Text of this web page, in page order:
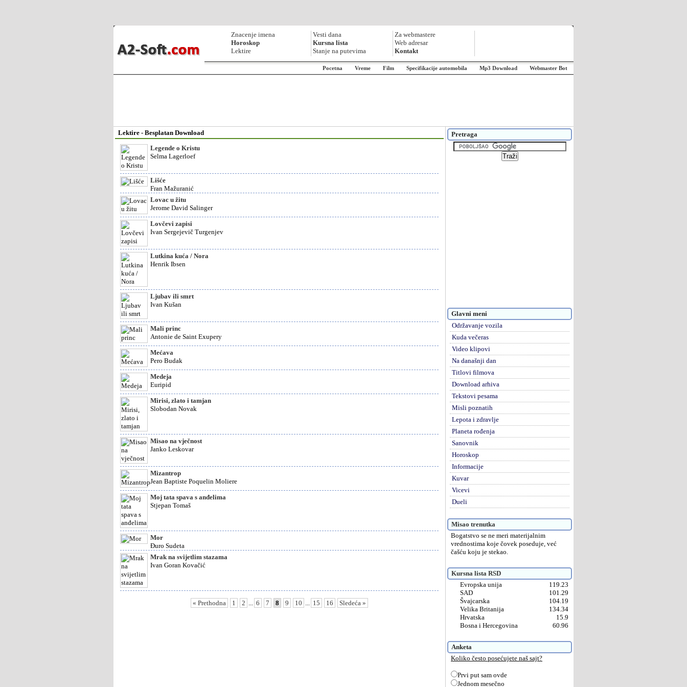
Znacenje imena
Horoskop
Lektire
Vesti dana
Kursna lista
Stanje na putevima
Za webmastere
Web adresar
Kontakt
Pocetna Vreme Film Specifikacije automobila Mp3 Download Webmaster Bot
Lektire - Besplatan Download
Legende o Kristu
Selma Lagerloef
Lišće
Fran Mažuranić
Lovac u žitu
Jerome David Salinger
Lovčevi zapisi
Ivan Sergejevič Turgenjev
Lutkina kuća / Nora
Henrik Ibsen
Ljubav ili smrt
Ivan Kušan
Mali princ
Antonie de Saint Exupery
Mećava
Pero Budak
Medeja
Euripid
Mirisi, zlato i tamjan
Slobodan Novak
Misao na vječnost
Janko Leskovar
Mizantrop
Jean Baptiste Poquelin Moliere
Moj tata spava s anđelima
Stjepan Tomaš
Mor
Đuro Sudeta
Mrak na svijetlim stazama
Ivan Goran Kovačić
« Prethodna 1 2 ... 6 7 8 9 10 ... 15 16 Sledeća »
Pretraga
Glavni meni
Održavanje vozila
Kuda večeras
Video klipovi
Na današnji dan
Titlovi filmova
Download arhiva
Tekstovi pesama
Misli poznatih
Lepota i zdravlje
Planeta rođenja
Sanovnik
Horoskop
Informacije
Kuvar
Vicevi
Dueli
Misao trenutka
Bogatstvo se ne meri materijalnim
vrednostima koje čovek poseduje, već
čašću koju je stekao.
Kursna lista RSD
Evropska unija
119.23
SAD
101.29
Švajcarska
104.19
Velika Britanija
134.34
Hrvatska
15.9
Bosna i Hercegovina
60.96
Anketa
Koliko često posećujete naš sajt?
Prvi put sam ovde
Jednom mesečno